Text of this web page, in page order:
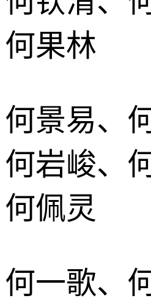
何果林
何景易、
何岩峻、
何佩灵
何一歌、